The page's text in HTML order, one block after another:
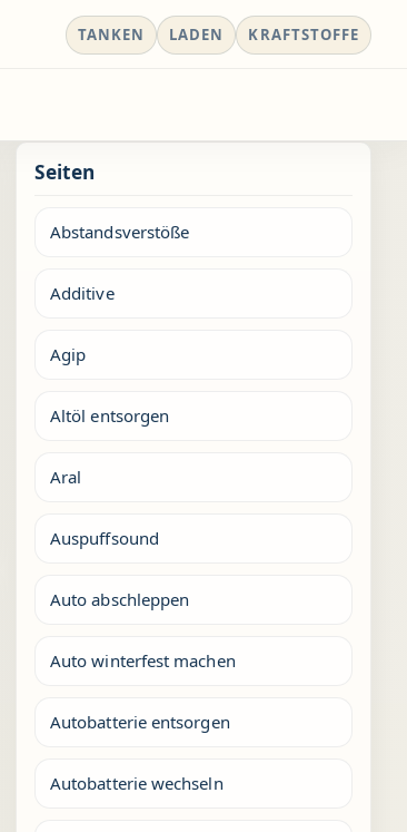
TANKEN LADEN KRAFTSTOFFE
Seiten
Abstandsverstöße
Additive
Agip
Altöl entsorgen
Aral
Auspuffsound
Auto abschleppen
Auto winterfest machen
Autobatterie entsorgen
Autobatterie wechseln